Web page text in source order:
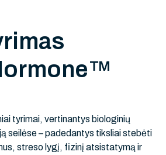
rimas
ormone™
tyrimai, vertinantys biologinių
seilėse – padedantys tiksliai stebėti
streso lygį, fizinį atsistatymą ir